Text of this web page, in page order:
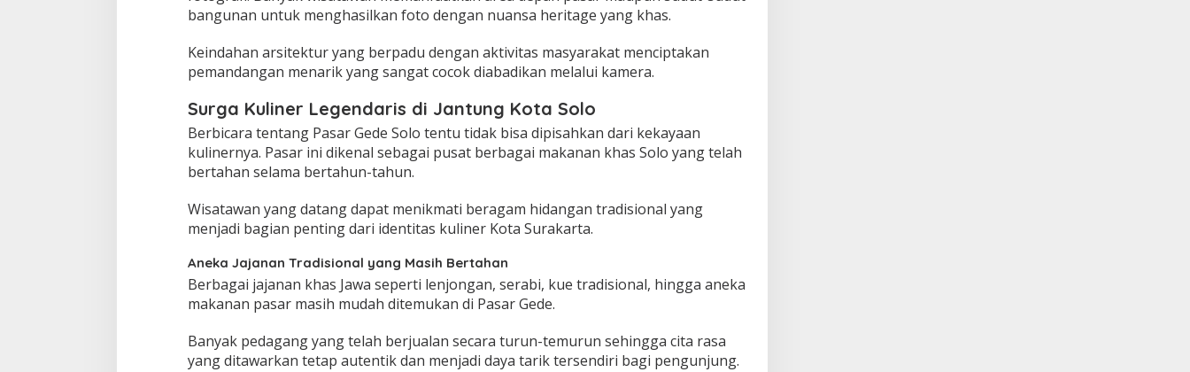
bangunan untuk menghasilkan foto dengan nuansa heritage yang khas.
Keindahan arsitektur yang berpadu dengan aktivitas masyarakat menciptakan
pemandangan menarik yang sangat cocok diabadikan melalui kamera.
Surga Kuliner Legendaris di Jantung Kota Solo
Berbicara tentang Pasar Gede Solo tentu tidak bisa dipisahkan dari kekayaan
kulinernya. Pasar ini dikenal sebagai pusat berbagai makanan khas Solo yang telah
bertahan selama bertahun-tahun.
Wisatawan yang datang dapat menikmati beragam hidangan tradisional yang
menjadi bagian penting dari identitas kuliner Kota Surakarta.
Aneka Jajanan Tradisional yang Masih Bertahan
Berbagai jajanan khas Jawa seperti lenjongan, serabi, kue tradisional, hingga aneka
makanan pasar masih mudah ditemukan di Pasar Gede.
Banyak pedagang yang telah berjualan secara turun-temurun sehingga cita rasa
yang ditawarkan tetap autentik dan menjadi daya tarik tersendiri bagi pengunjung.